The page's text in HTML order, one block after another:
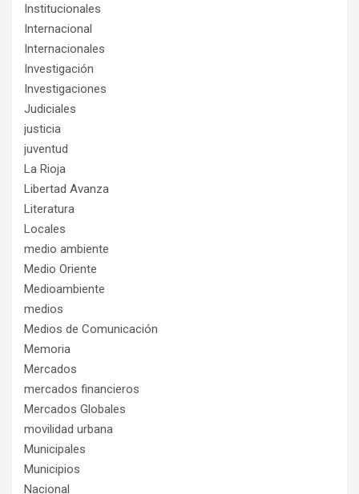
Institucionales
Internacional
Internacionales
Investigación
Investigaciones
Judiciales
justicia
juventud
La Rioja
Libertad Avanza
Literatura
Locales
medio ambiente
Medio Oriente
Medioambiente
medios
Medios de Comunicación
Memoria
Mercados
mercados financieros
Mercados Globales
movilidad urbana
Municipales
Municipios
Nacional